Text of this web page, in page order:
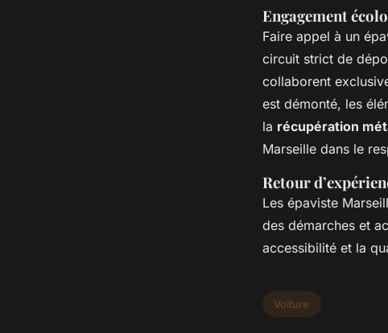
Engagement
Faire appel à un
circuit strict de
collaborent
est démonté, les
la récupération
Marseille dans le
Retour
Les épaviste
des démarches et
accessibilité et la
Voiture